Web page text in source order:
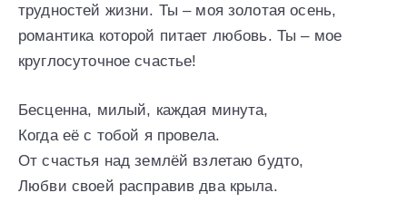
трудностей жизни. Ты – моя золотая осень,
романтика которой питает любовь. Ты – мое
круглосуточное счастье!
Бесценна, милый, каждая минута,
Когда её с тобой я провела.
От счастья над землёй взлетаю будто,
Любви своей расправив два крыла.